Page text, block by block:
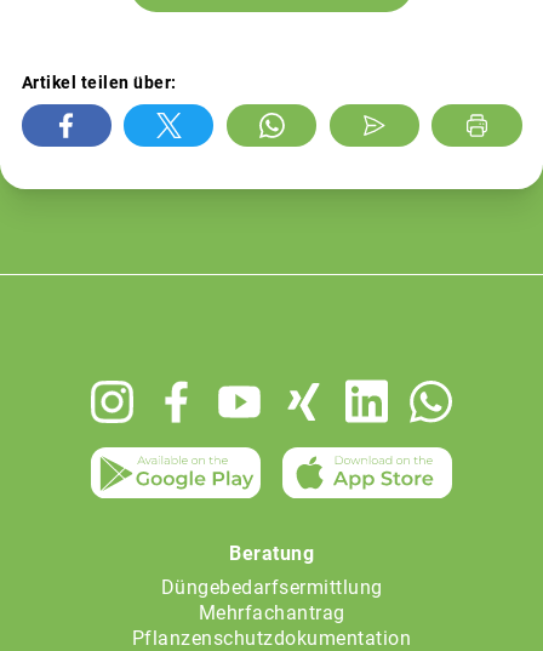
Artikel teilen über:
Beratung
Düngebedarfsermittlung
Mehrfachantrag
Pflanzenschutzdokumentation